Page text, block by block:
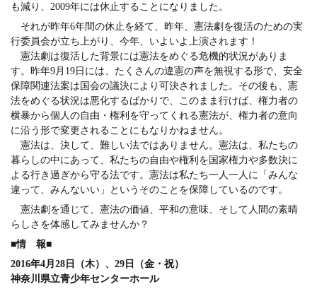
も減り、2009年には休止することになりました。
それが昨年6年間の休止を経て、昨年、憲法劇を復活のための実
行委員会が立ち上がり、今年、いよいよ上演されます！
憲法劇は復活した背景には憲法をめぐる危機的状況がありま
す。昨年9月19日には、たくさんの違憲の声を無視する形で、安全
保障関連法案は国会の議決により可決されました。その後も、憲
法をめぐる状況は悪化するばかりで、このまま行けば、権力者の
横暴から個人の自由・権利を守ってくれる憲法が、権力者の意向
に沿う形で変更されることにもなりかねません。
憲法は、決して、難しい法ではありません。憲法は、私たちの
暮らしの中にあって、私たちの自由や権利を国家権力や多数決に
よる行き過ぎから守る法です。憲法は私たち一人一人に「みんな
違って、みんないい」というそのことを保障しているのです。
憲法劇を通じて、憲法の価値、平和の意味、そして人間の素晴
らしさを体感してみませんか？
■情 報■
2016年4月28日（木）、29日（金・祝）
神奈川県立青少年センターホール